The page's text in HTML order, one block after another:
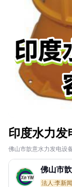
印度水力发
佛山市歆意水力发电设
佛山市
司
法人:李新闻